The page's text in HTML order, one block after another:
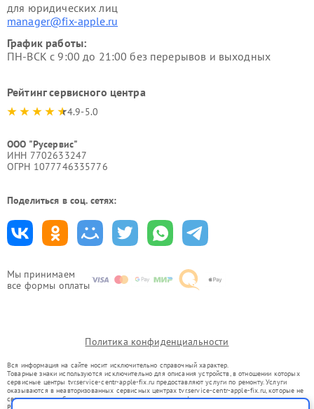
Мы принимаем
все формы оплаты
для юридических лиц
manager@fix-apple.ru
График работы:
ПН-ВСК с 9:00 до 21:00 без перерывов и выходных
Рейтинг сервисного центра
4.9-5.0
ООО "Русервис"
ИНН 7702633247
ОГРН 1077746335776
Поделиться в соц. сетях:
Политика конфиденциальности
Вся информация на сайте носит исключительно справочный характер.
Товарные знаки используются исключительно для описания устройств, в отношении которых
сервисные центры tvr.service-centr-apple-fix.ru предоставляют услуги по ремонту. Услуги
оказываются в неавторизованных сервисных центрах tvr.service-centr-apple-fix.ru, которые не
связаны с правообладателями товарных знаков или их официальными представителями.